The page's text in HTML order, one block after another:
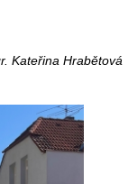
Kateřina Hrabětová